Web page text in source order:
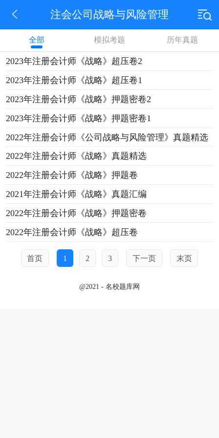
注会公司战略与风险管理
全部 模拟考题 历年真题
2023年注册会计师《战略》超压卷2
2023年注册会计师《战略》超压卷1
2023年注册会计师《战略》押题密卷2
2023年注册会计师《战略》押题密卷1
2022年注册会计师《公司战略与风险管理》真题精选
2022年注册会计师《战略》真题精选
2022年注册会计师《战略》押题卷
2021年注册会计师《战略》真题汇编
2022年注册会计师《战略》押题密卷
2022年注册会计师《战略》超压卷
首页 1 2 3 下一页 末页
@2021 - 名校题库网